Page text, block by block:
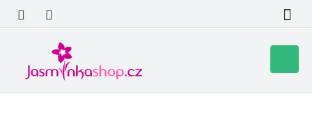
obsah
košík